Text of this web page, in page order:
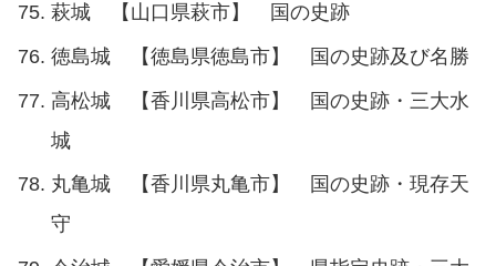
萩城 【山口県萩市】 国の史跡
徳島城 【徳島県徳島市】 国の史跡及び名勝
高松城 【香川県高松市】 国の史跡・三大水
城
丸亀城 【香川県丸亀市】 国の史跡・現存天
守